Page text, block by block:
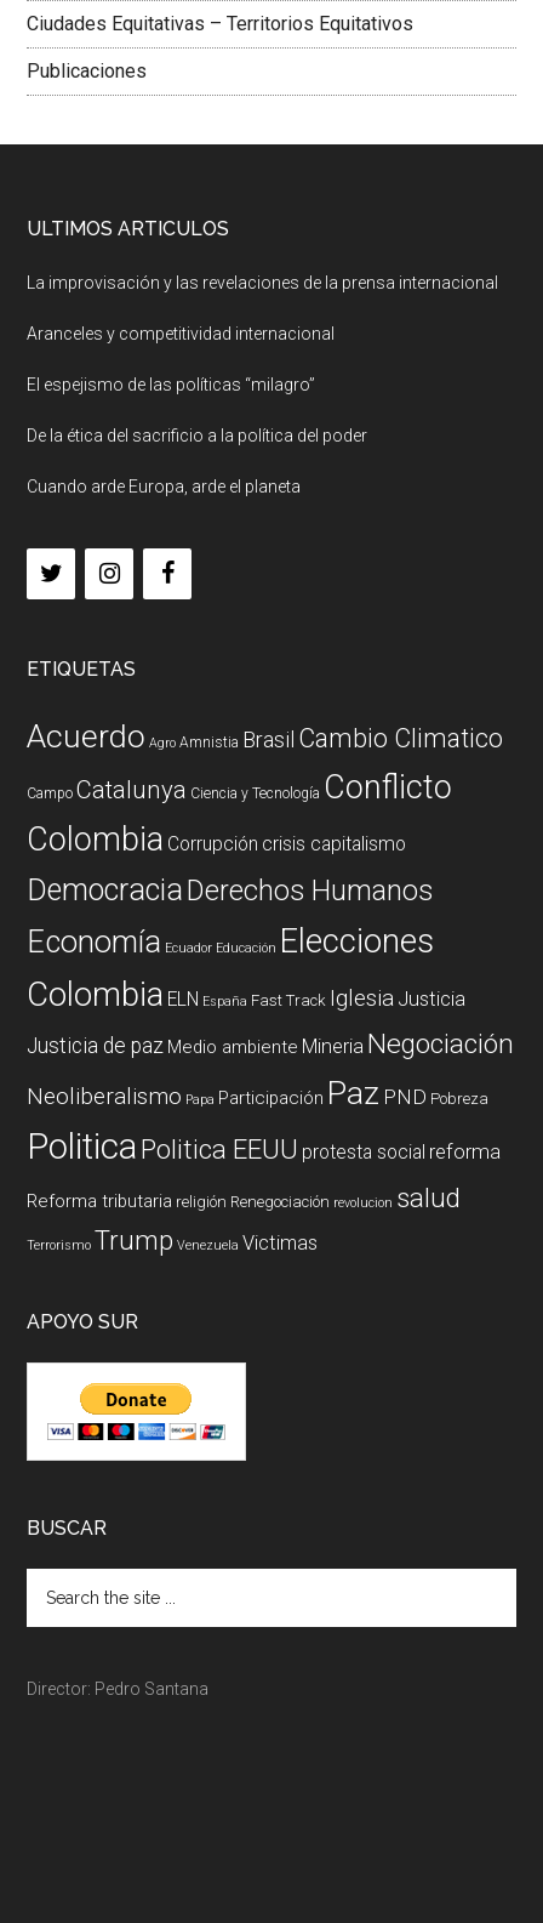
Ciudades Equitativas – Territorios Equitativos
Publicaciones
ULTIMOS ARTICULOS
La improvisación y las revelaciones de la prensa internacional
Aranceles y competitividad internacional
El espejismo de las políticas “milagro”
De la ética del sacrificio a la política del poder
Cuando arde Europa, arde el planeta
ETIQUETAS
Acuerdo Agro Amnistia Brasil Cambio Climatico
Campo Catalunya Ciencia y Tecnología Conflicto
Colombia Corrupción crisis capitalismo
DemocraciaDerechos Humanos
Economía Ecuador Educación Elecciones
Colombia ELN España Fast Track Iglesia Justicia
Justicia de paz Medio ambiente Mineria Negociación
Neoliberalismo Papa Participación Paz PND Pobreza
PoliticaPolitica EEUU protesta social reforma
Reforma tributaria religión Renegociación revolucion salud
Terrorismo Trump Venezuela Victimas
APOYO SUR
BUSCAR
Director: Pedro Santana